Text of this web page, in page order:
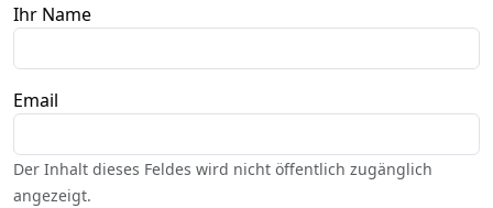
Ihr Name
Email
Der Inhalt dieses Feldes wird nicht öffentlich zugänglich
angezeigt.